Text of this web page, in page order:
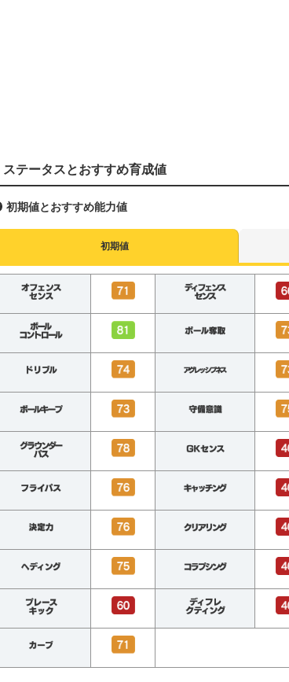
ステータスとおすすめ育成値
初期値とおすすめ能力値
初期値